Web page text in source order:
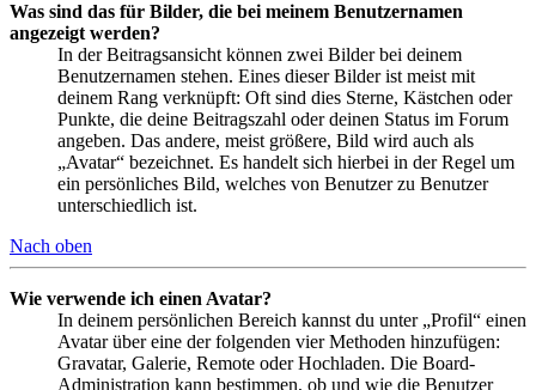
Was sind das für Bilder, die bei meinem Benutzernamen
angezeigt werden?
In der Beitragsansicht können zwei Bilder bei deinem
Benutzernamen stehen. Eines dieser Bilder ist meist mit
deinem Rang verknüpft: Oft sind dies Sterne, Kästchen oder
Punkte, die deine Beitragszahl oder deinen Status im Forum
angeben. Das andere, meist größere, Bild wird auch als
„Avatar“ bezeichnet. Es handelt sich hierbei in der Regel um
ein persönliches Bild, welches von Benutzer zu Benutzer
unterschiedlich ist.
Nach oben
Wie verwende ich einen Avatar?
In deinem persönlichen Bereich kannst du unter „Profil“ einen
Avatar über eine der folgenden vier Methoden hinzufügen:
Gravatar, Galerie, Remote oder Hochladen. Die Board-
Administration kann bestimmen, ob und wie die Benutzer